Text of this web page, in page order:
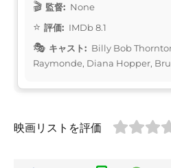
監督: None
評価: IMDb 8.1
キャスト: Billy Bob
Raymonde, Diana Hopper,
映画リストを評価